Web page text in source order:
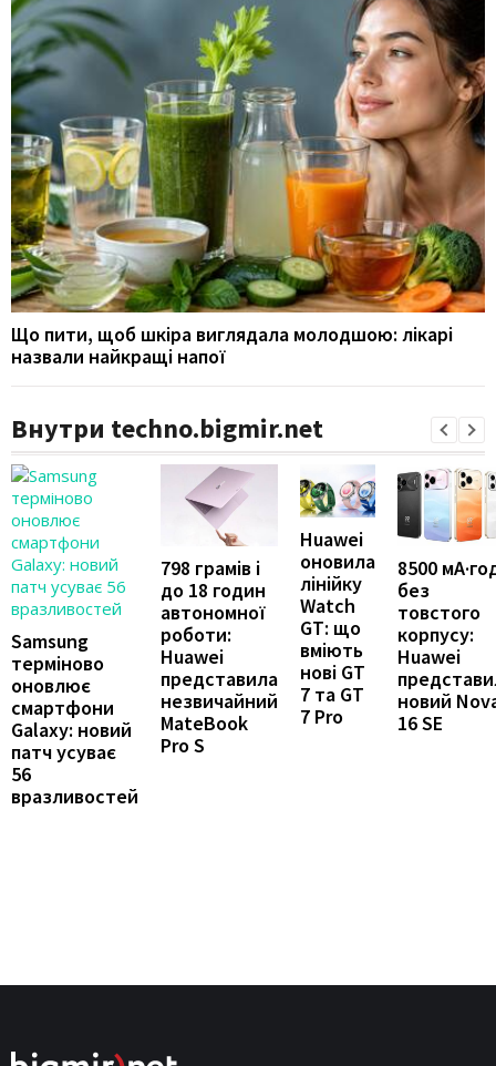
Що пити, щоб шкіра виглядала молодшою: лікарі
назвали найкращі напої
Внутри techno.bigmir.net
Samsung
терміново
оновлює
смартфони
Galaxy: новий
патч усуває
56
вразливостей
798 грамів і
до 18 годин
автономної
роботи:
Huawei
представила
незвичайний
MateBook
Pro S
Huawei
оновила
лінійку
Watch
GT: що
вміють
нові GT
7 та GT
7 Pro
8500
без
товстого
корпусу:
Huawei
новий
16 SE